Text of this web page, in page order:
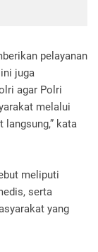
pelayanan
juga
agar Polri
melalui
langsung,” kata
meliputi
serta
yang